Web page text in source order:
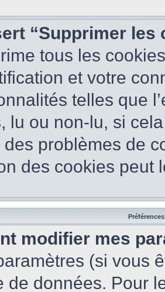
“Supprimer les
tous les
et votre
telles que
lu ou non-lu, si
problèmes de
des cookies peut
modifier mes
(si vous
de données. Pour